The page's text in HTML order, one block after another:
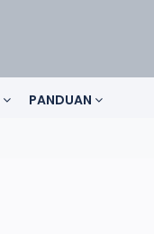
PANDUAN